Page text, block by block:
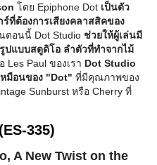
โดย Epiphone Dot เป็นตัว
ร์ที่ต้องการเสียงคลาสสิคของ
ตอนนี้ Dot Studio ช่วยให้ผู้เล่นมี
ปแบบสตูดิโอ ลำตัวที่ทำจากไม้
Les Paul ของเรา Dot Studio
หมือนของ "Dot" ที่มีคุณภาพของ
Sunburst หรือ Cherry ที่
335)
A New Twist on the